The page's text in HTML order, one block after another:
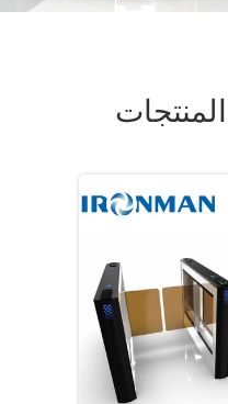
المنتجات